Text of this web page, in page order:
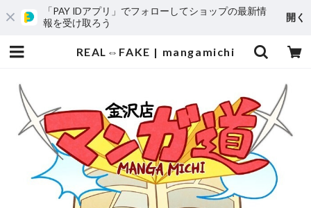
「PAY IDアプリ」でフォローしてショップの最新情
報を受け取ろう
開く
REAL⇔FAKE | mangamichi